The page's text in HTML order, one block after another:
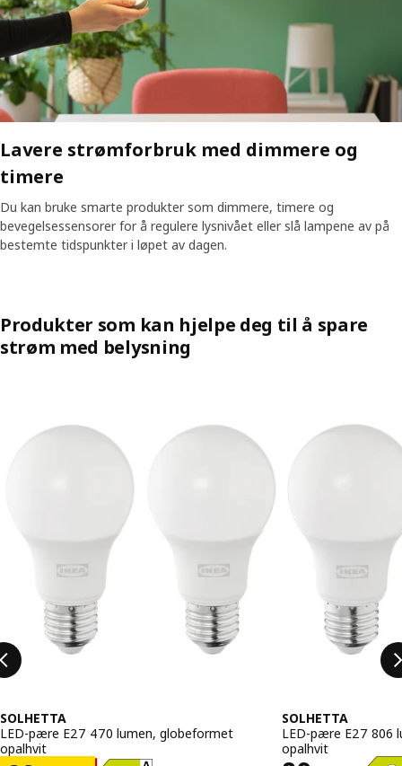
Lavere strømforbruk med dimmere og
timere
Du kan bruke smarte produkter som dimmere, timere og
bevegelsessensorer for å regulere lysnivået eller slå lampene av på
bestemte tidspunkter i løpet av dagen.
Produkter som kan hjelpe deg til å spare
strøm med belysning
SOLHETTA
LED-pære E27 470 lumen, globeformet
opalhvit
SOLHETTA
LED-pære E27 806
opalhvit